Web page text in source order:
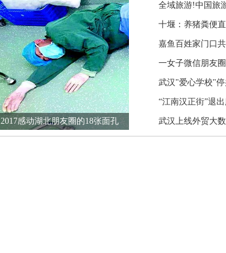
2017感动湖北朋友圈的18张面孔
来是因为…
全域旅游!中国旅
推优惠政策
十堰：养猪粪便
偿40余万元
嘉鱼百姓家门口
馆讲座家里看
一女子微信朋友
发现竟是闹剧
武汉"爱心学校"
“江南汉正街”退
武汉上线外贸大